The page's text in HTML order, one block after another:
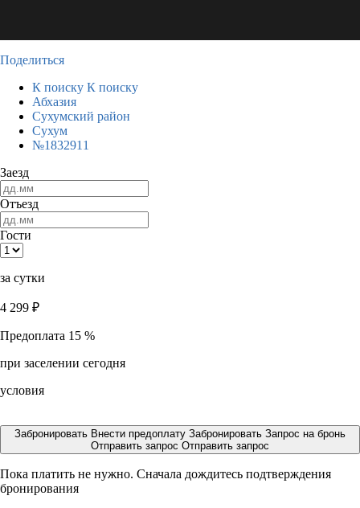
Поделиться
К поиску К поиску
Абхазия
Сухумский район
Сухум
№1832911
Заезд
Отъезд
Гости
за сутки
4 299 ₽
Предоплата 15 %
при заселении сегодня
условия
Забронировать Внести предоплату Забронировать Запрос на бронь
Отправить запрос Отправить запрос
Пока платить не нужно. Сначала дождитесь подтверждения
бронирования